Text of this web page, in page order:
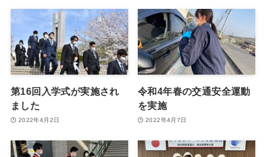
第16回入学式が実施され
ました
2022年4月2日
令和4年春の交通安全運動
を実施
2022年4月7日